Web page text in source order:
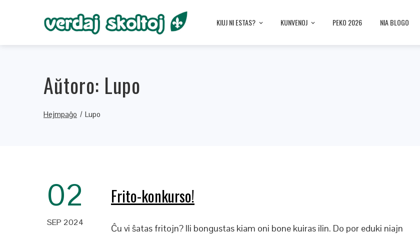
KIUJ NI ESTAS? KUNVENOJ PEKO 2026 NIA BLOGO
Aŭtoro: Lupo
Hejmpaĝo Lupo
02
SEP 2024
Frito-konkurso!
Ĉu vi ŝatas fritojn? Ili bongustas kiam oni bone kuiras ilin. Do por eduki niajn